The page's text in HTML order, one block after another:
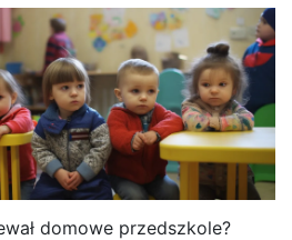
domowe przedszkole?